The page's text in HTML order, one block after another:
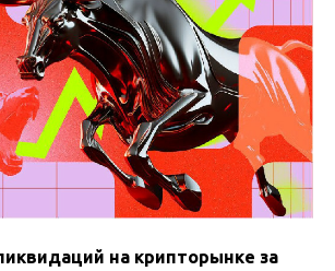
на крипторынке за